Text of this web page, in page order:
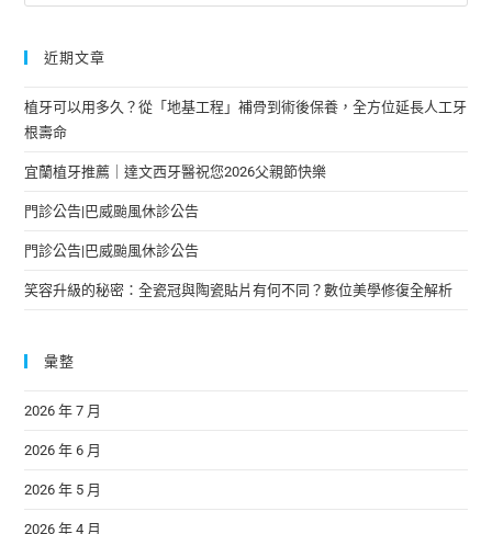
近期文章
植牙可以用多久？從「地基工程」補骨到術後保養，全方位延長人工牙
根壽命
宜蘭植牙推薦｜達文西牙醫祝您2026父親節快樂
門診公告|巴威颱風休診公告
門診公告|巴威颱風休診公告
笑容升級的秘密：全瓷冠與陶瓷貼片有何不同？數位美學修復全解析
彙整
2026 年 7 月
2026 年 6 月
2026 年 5 月
2026 年 4 月